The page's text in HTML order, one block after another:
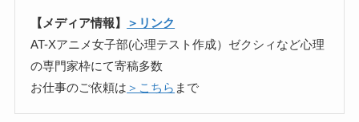
【メディア情報】
＞リンク
AT-Xアニメ女子部(心理テスト作成）ゼクシィなど心理
の専門家枠にて寄稿多数
お仕事のご依頼は ＞こちら まで